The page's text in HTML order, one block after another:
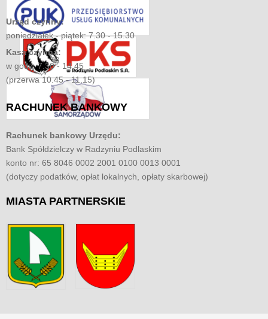
Urząd czynny:
poniedziałek - piątek: 7.30 - 15.30
Kasa czynna:
w godz. 7.30 - 14.45
(przerwa 10.45 - 11.15)
RACHUNEKBANKOWY
Rachunek bankowy Urzędu:
Bank Spółdzielczy w Radzyniu Podlaskim
konto nr: 65 8046 0002 2001 0100 0013 0001
(dotyczy podatków, opłat lokalnych, opłaty skarbowej)
MIASTA PARTNERSKIE